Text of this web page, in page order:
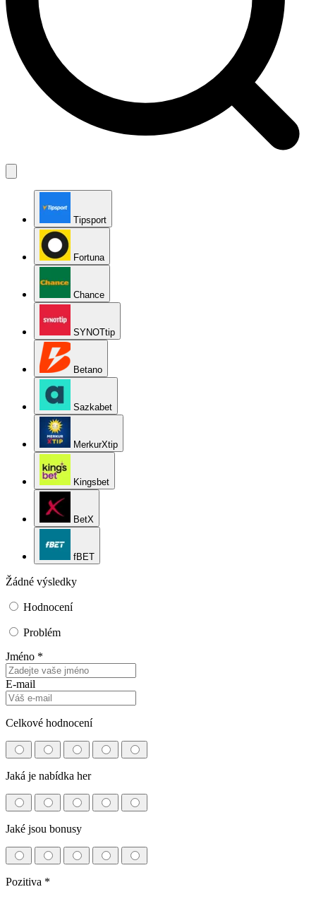
Tipsport
Fortuna
Chance
SYNOTtip
Betano
Sazkabet
MerkurXtip
Kingsbet
BetX
fBET
Žádné výsledky
Hodnocení
Problém
Jméno *
E-mail
Celkové hodnocení
Jaká je nabídka her
Jaké jsou bonusy
Pozitiva *